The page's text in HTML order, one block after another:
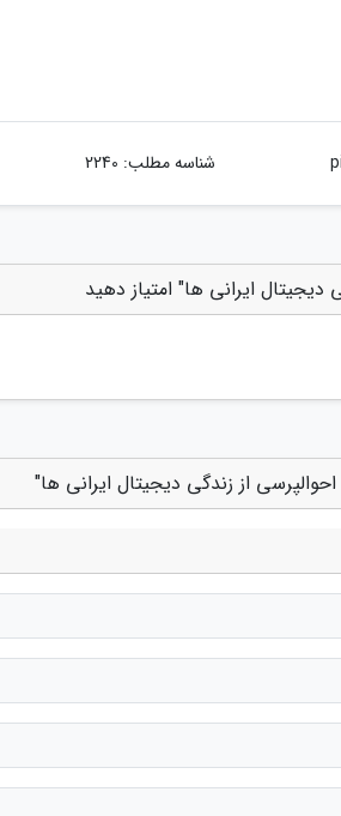
شناسه مطلب: 2240
ایرانی ها" امتیاز دهید
از زندگی دیجیتال ایرانی ها"